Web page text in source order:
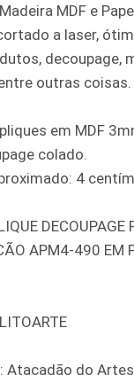
MDF e
a laser,
decoupage,
outras coisas.
em MDF
colado.
4
DECOUPAGE
APM4-490 EM
Atacadão do